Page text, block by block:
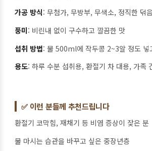
가공 방식: 무첨가, 무방부, 무색소, 정직한 덖
풍미: 비린내 없이 구수하고 깔끔한 맛
섭취 방법: 물 500ml에 작두콩 2~3알 정도 넣
용도: 하루 수분 섭취용, 환절기 차 대용, 가족
✅ 이런 분들께 추천드립니다
환절기 코막힘, 재채기 등 비염 증상이 잦은 분
물 마시는 습관을 바꾸고 싶은 중장년층